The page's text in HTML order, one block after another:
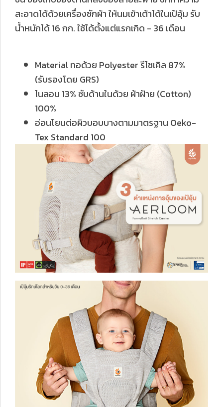
สะอาดได้ด้วยเครื่องซักผ้า ให้นมเข้าเต้าได้ในเป้อุ้ม รับ
น้ำหนักได้ 16 กก. ใช้ได้ตั้งแต่แรกเกิด - 36 เดือน
Material ทอด้วย Polyester รีไซเคิล 87%
(รับรองโดย GRS)
ไนลอน 13% ซับด้านในด้วย ผ้าฝ้าย (Cotton)
100%
อ่อนโยนต่อผิวบอบบางตามมาตรฐาน Oeko-
Tex Standard 100